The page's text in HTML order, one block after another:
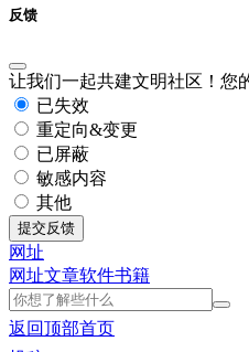
反馈
让我们一起共建文明社区！您
已失效
重定向&变更
已屏蔽
敏感内容
其他
提交反馈
网址
网址文章软件书籍
返回顶部首页